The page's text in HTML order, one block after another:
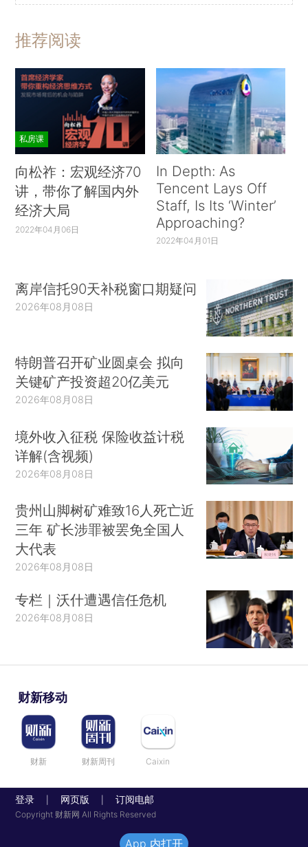
推荐阅读
私房课
向松祚：宏观经济70
讲，带你了解国内外
经济大局
2022年04月06日
In Depth: As
Tencent Lays Off
Staff, Is Its ‘Winter’
Approaching?
2022年04月01日
离岸信托90天补税窗口期疑问
2026年08月08日
特朗普召开矿业圆桌会 拟向
关键矿产投资超20亿美元
2026年08月08日
境外收入征税 保险收益计税
详解(含视频)
2026年08月08日
贵州山脚树矿难致16人死亡近
三年 矿长涉罪被罢免全国人
大代表
2026年08月08日
专栏｜沃什遭遇信任危机
2026年08月08日
财新移动
财新 财新周刊 Caixin
登录 网页版 订阅电邮
Copyright 财新网 All Rights Reserved
App 内打开